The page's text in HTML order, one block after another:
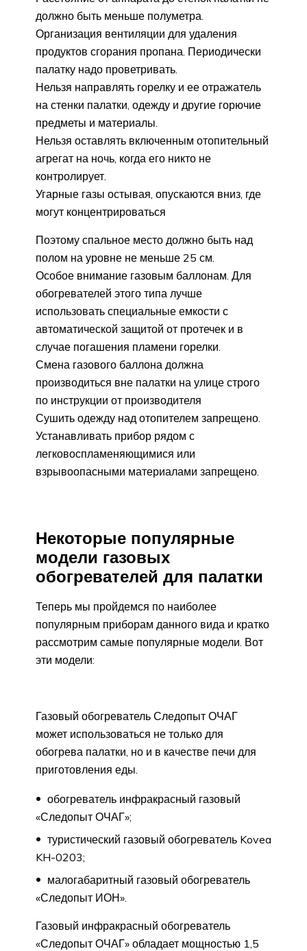
должно быть меньше полуметра.
Организация вентиляции для удаления
продуктов сгорания пропана. Периодически
палатку надо проветривать.
Нельзя направлять горелку и ее отражатель
на стенки палатки, одежду и другие горючие
предметы и материалы.
Нельзя оставлять включенным отопительный
агрегат на ночь, когда его никто не
контролирует.
Угарные газы остывая, опускаются вниз, где
могут концентрироваться
Поэтому спальное место должно быть над
полом на уровне не меньше 25 см.
Особое внимание газовым баллонам. Для
обогревателей этого типа лучше
использовать специальные емкости с
автоматической защитой от протечек и в
случае погашения пламени горелки.
Смена газового баллона должна
производиться вне палатки на улице строго
по инструкции от производителя
Сушить одежду над отопителем запрещено.
Устанавливать прибор рядом с
легковоспламеняющимися или
взрывоопасными материалами запрещено.
Некоторые популярные
модели газовых
обогревателей для палатки
Теперь мы пройдемся по наиболее
популярным приборам данного вида и кратко
рассмотрим самые популярные модели. Вот
эти модели:
Газовый обогреватель Следопыт ОЧАГ
может использоваться не только для
обогрева палатки, но и в качестве печи для
приготовления еды.
обогреватель инфракрасный газовый
«Следопыт ОЧАГ»;
туристический газовый обогреватель Kovea
KH-0203;
малогабаритный газовый обогреватель
«Следопыт ИОН».
Газовый инфракрасный обогреватель
«Следопыт ОЧАГ» обладает мощностью 1,5